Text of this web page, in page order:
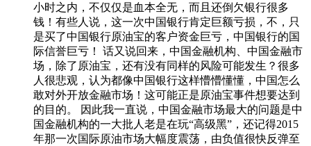
小时之内，不仅仅是血本全无，而且还倒欠银行很多
钱！有些人说，这一次中国银行肯定巨额亏损，不，只
是买了中国银行原油宝的客户资金巨亏，中国银行的国
际信誉巨亏！ 话又说回来，中国金融机构、中国金融市
场，除了原油宝，还有没有同样的风险可能发生？很多
人很悲观，认为都像中国银行这样懵懵懂懂，中国怎么
敢对外开放金融市场！这可能正是原油宝事件想要达到
的目的。 因此我一直说，中国金融市场最大的问题是中
国金融机构的一大批人老是在玩“高级黑”，还记得2015
年那一次国际原油市场大幅度震荡，由负值很快反弹至